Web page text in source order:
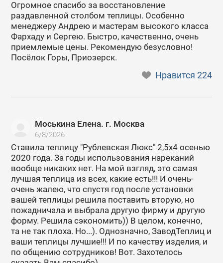
Огромное спасибо за восстановление
раздавленной столбом теплицы. Особенно
менеджеру Андрею и мастерам высокого класса
Фархаду и Сергею. Быстро, качественно, очень
приемлемые цены. Рекомендую безусловно!
Посёлок Горы, Приозерск.
Нравится224
Моськина Елена. г. Москва
6/8/2026
Ставила теплицу "Рублевская Люкс" 2,5х4 осенью
2020 года. За годы использования нареканий
вообще никаких нет. На мой взгляд, это самая
лучшая теплица из всех, какие есть!!! И очень-
очень жалею, что спустя год после установки
вашей теплицы решила поставить вторую, но
пожадничала и выбрала другую фирму и другую
форму. Решила сэкономить)) В целом, конечно,
та не так плоха. Но...). Однозначно, ЗаводТеплиц и
ваши теплицы лучшие!!! И по качеству изделия, и
по общению сотрудников! Вот. Захотелось